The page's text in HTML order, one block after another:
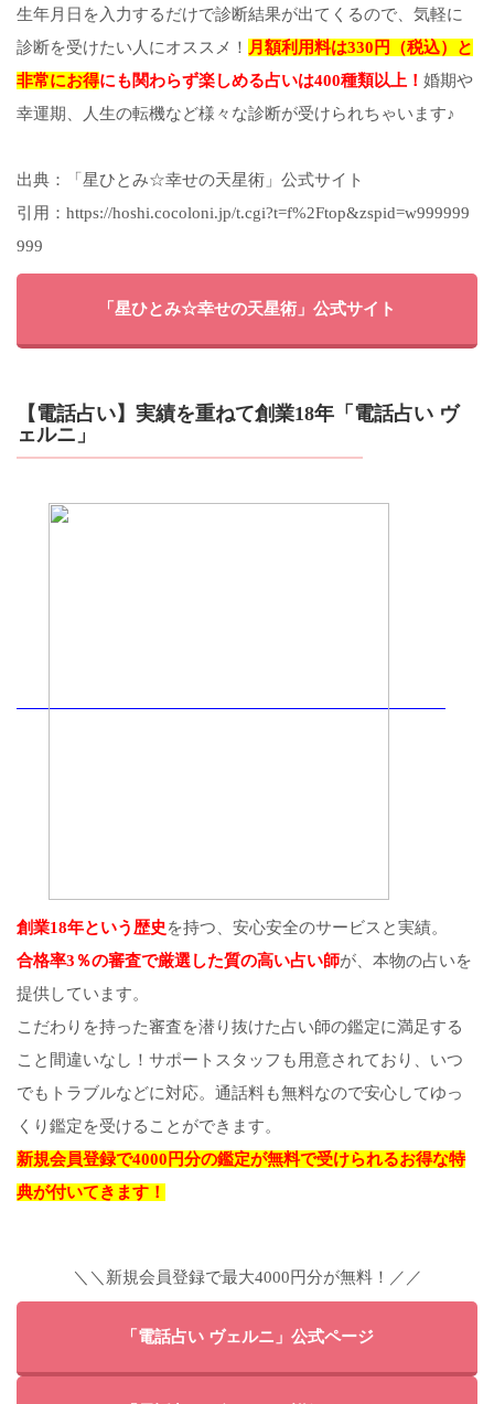
生年月日を入力するだけで診断結果が出てくるので、気軽に
診断を受けたい人にオススメ！ 月額利用料は330円（税込）と
非常にお得にも関わらず楽しめる占いは400種類以上！ 婚期や
幸運期、人生の転機など様々な診断が受けられちゃいます♪
出典：「星ひとみ☆幸せの天星術」公式サイト
引用：https://hoshi.cocoloni.jp/t.cgi?t=f%2Ftop&zspid=w999999
999
「星ひとみ☆幸せの天星術」公式サイト
【電話占い】実績を重ねて創業18年「電話占い ヴ
ェルニ」
創業18年という歴史を持つ、安心安全のサービスと実績。
合格率3％の審査で厳選した質の高い占い師が、本物の占いを
提供しています。
こだわりを持った審査を潜り抜けた占い師の鑑定に満足する
こと間違いなし！サポートスタッフも用意されており、いつ
でもトラブルなどに対応。通話料も無料なので安心してゆっ
くり鑑定を受けることができます。
新規会員登録で4000円分の鑑定が無料で受けられるお得な特
典が付いてきます！
＼＼新規会員登録で最大4000円分が無料！／／
「電話占い ヴェルニ」公式ページ